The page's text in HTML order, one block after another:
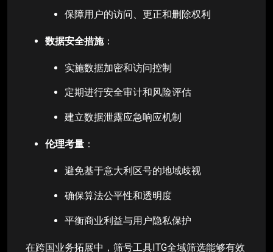
保障用户的访问、更正和删除权利
数据安全措施：
实施数据加密和访问控制
定期进行安全审计和风险评估
建立数据泄露应急响应机制
伦理考量 ：
避免基于意大利区号的地域歧视
确保算法公平性和透明度
平衡商业利益与用户隐私保护
在跨国业务拓展中，筛号工具ITG全域筛选能够有效